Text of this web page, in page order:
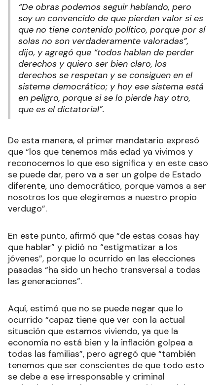
“De obras podemos seguir hablando, pero
soy un convencido de que pierden valor si es
que no tiene contenido político, porque por sí
solas no son verdaderamente valoradas”,
dijo, y agregó que “todos hablan de perder
derechos y quiero ser bien claro, los
derechos se respetan y se consiguen en el
sistema democrático; y hoy ese sistema está
en peligro, porque si se lo pierde hay otro,
que es el dictatorial”.
De esta manera, el primer mandatario expresó
que “los que tenemos más edad ya vivimos y
reconocemos lo que eso significa y en este caso
se puede dar, pero va a ser un golpe de Estado
diferente, uno democrático, porque vamos a ser
nosotros los que elegiremos a nuestro propio
verdugo”.
En este punto, afirmó que “de estas cosas hay
que hablar” y pidió no “estigmatizar a los
jóvenes”, porque lo ocurrido en las elecciones
pasadas “ha sido un hecho transversal a todas
las generaciones”.
Aquí, estimó que no se puede negar que lo
ocurrido “capaz tiene que ver con la actual
situación que estamos viviendo, ya que la
economía no está bien y la inflación golpea a
todas las familias”, pero agregó que “también
tenemos que ser conscientes de que todo esto
se debe a ese irresponsable y criminal